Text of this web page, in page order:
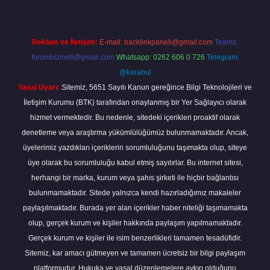
Reklam ve İletişim: E-mail: backlinkpaneli@gmail.com Teams:
forumhizmeti@gmail.com Whatsapp: 0262 606 0 726 Telegram:
@karabul
Yasal Uyarı: Sitemiz, 5651 Sayılı Kanun gereğince Bilgi Teknolojileri ve
İletişim Kurumu (BTK) tarafından onaylanmış bir Yer Sağlayıcı olarak
hizmet vermektedir. Bu nedenle, sitedeki içerikleri proaktif olarak
denetleme veya araştırma yükümlülüğümüz bulunmamaktadır. Ancak,
üyelerimiz yazdıkları içeriklerin sorumluluğunu taşımakta olup, siteye
üye olarak bu sorumluluğu kabul etmiş sayılırlar. Bu internet sitesi,
herhangi bir marka, kurum veya şahıs şirketi ile hiçbir bağlantısı
bulunmamaktadır. Sitede yalnızca kendi hazırladığımız makaleler
paylaşılmaktadır. Burada yer alan içerikler haber niteliği taşımamakta
olup, gerçek kurum ve kişiler hakkında paylaşım yapılmamaktadır.
Gerçek kurum ve kişiler ile isim benzerlikleri tamamen tesadüfidir.
Sitemiz, kar amacı gütmeyen ve tamamen ücretsiz bir bilgi paylaşım
platformudur. Hukuka ve yasal düzenlemelere aykırı olduğunu